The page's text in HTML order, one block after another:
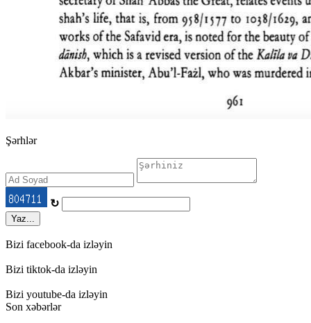
Şərhlər
↻
Yaz...
Bizi facebook-da izləyin
Bizi tiktok-da izləyin
Bizi youtube-da izləyin
Son xəbərlər